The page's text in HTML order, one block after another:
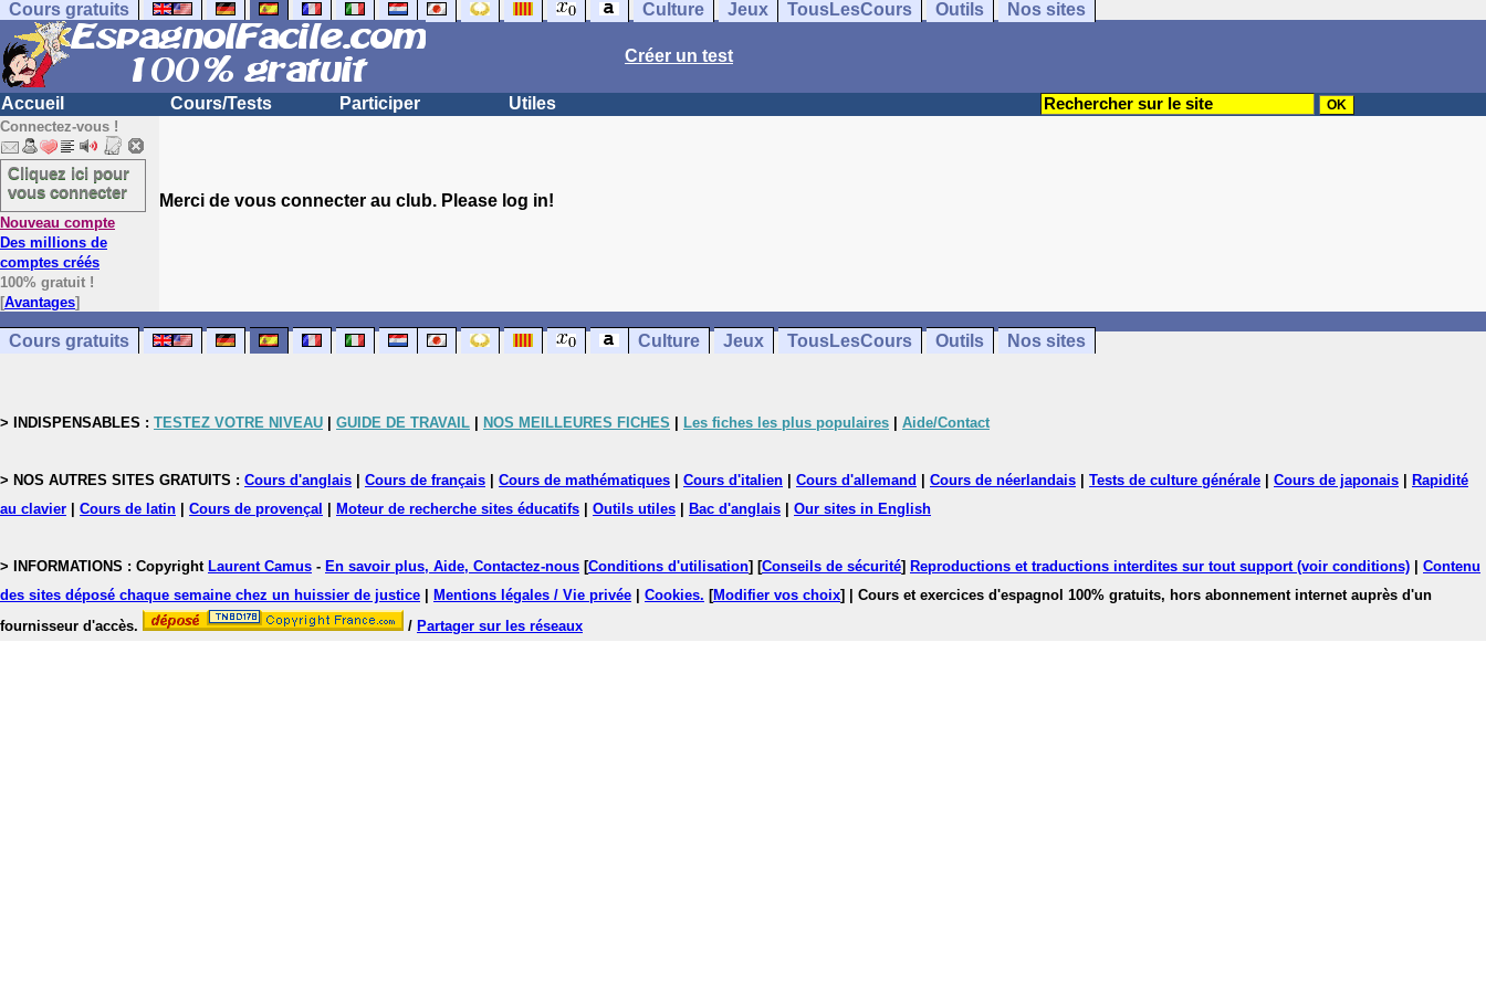
Cours gratuits Culture Jeux TousLesCours Outils Nos sites
Créer un test
Accueil Cours/Tests Participer Utiles
Connectez-vous !
Cliquez ici pour
vous connecter
Nouveau compte
Des millions de
comptes créés
100% gratuit !
[Avantages]
Merci de vous connecter au club. Please log in!
Cours gratuits Culture Jeux TousLesCours Outils Nos sites
> INDISPENSABLES : TESTEZ VOTRE NIVEAU GUIDE DE TRAVAIL NOS MEILLEURES FICHES Les fiches les plus populaires Aide/Contact
> NOS AUTRES SITES GRATUITS : Cours d'anglais Cours de français Cours de mathématiques Cours d'italien Cours d'allemand Cours de néerlandais Tests de culture générale Cours de japonais
Rapidité
au clavier
Cours de latin Cours de provençal Moteur de recherche sites éducatifs Outils utiles Bac d'anglais Our sites in English
> INFORMATIONS : Copyright Laurent Camus - En savoir plus, Aide, Contactez-nous [Conditions d'utilisation] [Conseils de sécurité] Reproductions et traductions interdites sur tout support (voir conditions)
Contenu
des sites déposé chaque semaine chez un huissier de justice
Mentions légales / Vie privée Cookies. [Modifier vos choix]
| Cours et exercices d'espagnol 100% gratuits, hors abonnement internet auprès d'un
fournisseur d'accès.
/ Partager sur les réseaux